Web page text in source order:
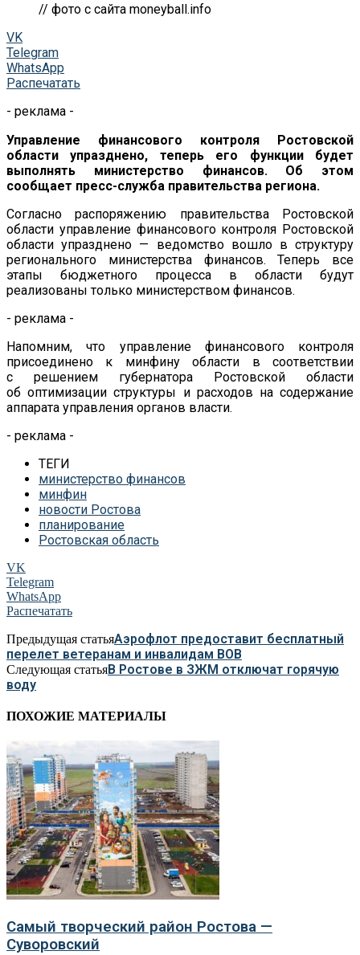
// фото с сайта moneyball.info
VK
Telegram
WhatsApp
Распечатать
- реклама -
Управление финансового контроля Ростовской
области упразднено, теперь его функции будет
выполнять министерство финансов. Об
этом
сообщает пресс-служба правительства региона.
Согласно распоряжению правительства Ростовской
области управление финансового контроля Ростовской
области упразднено — ведомство вошло в структуру
регионального министерства финансов. Теперь все
этапы бюджетного процесса в
области будут
реализованы только министерством финансов.
- реклама -
Напомним, что управление финансового контроля
присоединено к
минфину области в
соответствии
с
решением губернатора Ростовской области
об оптимизации структуры и расходов на содержание
аппарата управления органов власти.
- реклама -
ТЕГИ
министерство финансов
минфин
новости Ростова
планирование
Ростовская область
VK
Telegram
WhatsApp
Распечатать
Предыдущая статьяАэрофлот предоставит бесплатный
перелет ветеранам и инвалидам ВОВ
Следующая статьяВ Ростове в ЗЖМ отключат горячую
воду
ПОХОЖИЕ МАТЕРИАЛЫ
Самый творческий район Ростова —
Суворовский